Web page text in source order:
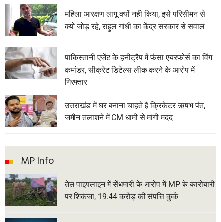
महिला आरक्षण लागू क्यों नही किया, इसे परिसीमन से
क्यों जोड़ रहे, राहुल गांधी का केंद्र सरकार से सवाल
पाकिस्तानी एजेंट के हनीट्रैप में फंसा एयरफोर्स का विंग
कमांडर, सीक्रेट डिटेल्स लीक करने के आरोप में
गिरफ्तार
उत्तराखंड में घर बनाना चाहते हैं क्रिकेटर ऋषभ पंत,
जमीन तलाशने में CM धामी से मांगी मदद
MP Info
तेल पाइपलाइन में सेंधमारी के आरोप में MP के कारोबारी
पर शिकंजा, 19.44 करोड़ की संपत्ति कुर्क